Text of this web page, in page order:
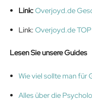
Link:Overjoyd.de
Link: Overjoyd.de
Lesen Sie unsere Guides
Wie viel sollte man für
Alles über die